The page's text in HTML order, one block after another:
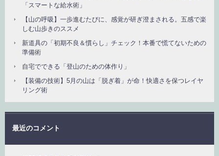
「スマートな給水術」
【山の呼吸】一歩進むたびに、感覚が研ぎ澄まされる。五感で楽
しむ山歩きのススメ
新道具の「初期不良＆慣らし」チェック！本番で慌てないための
準備術
自宅でできる「登山のための体作り」
【装備の技術】5月の山は「脱ぎ着」が命！快適さを保つレイヤ
リング術
最近のコメント